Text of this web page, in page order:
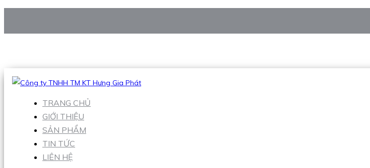
Hotline:0938 906 663
TRANG CHỦ
GIỚI THIỆU
SẢN PHẨM
TIN TỨC
LIÊN HỆ